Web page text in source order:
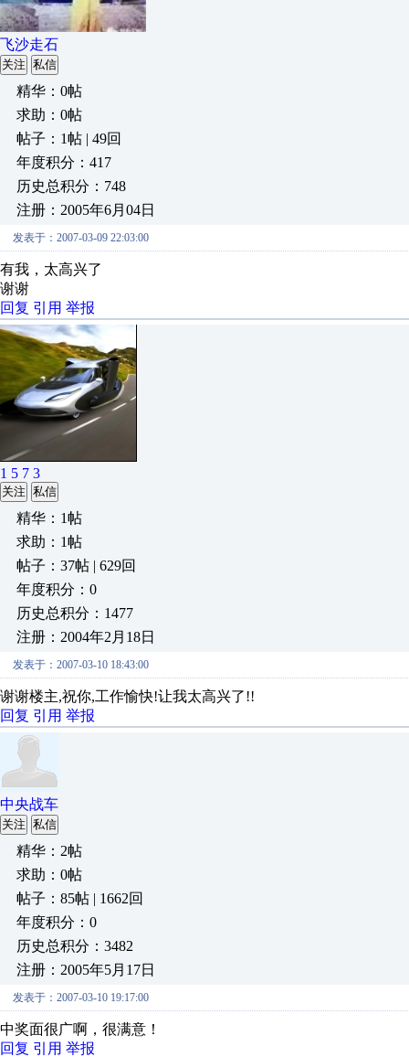
飞沙走石
关注 私信
精华：0帖
求助：0帖
帖子：1帖 | 49回
年度积分：417
历史总积分：748
注册：2005年6月04日
发表于：2007-03-09 22:03:00
有我，太高兴了
谢谢
回复 引用 举报
1 5 7 3
关注 私信
精华：1帖
求助：1帖
帖子：37帖 | 629回
年度积分：0
历史总积分：1477
注册：2004年2月18日
发表于：2007-03-10 18:43:00
谢谢楼主,祝你,工作愉快!让我太高兴了!!
回复 引用 举报
中央战车
关注 私信
精华：2帖
求助：0帖
帖子：85帖 | 1662回
年度积分：0
历史总积分：3482
注册：2005年5月17日
发表于：2007-03-10 19:17:00
中奖面很广啊，很满意！
回复 引用 举报